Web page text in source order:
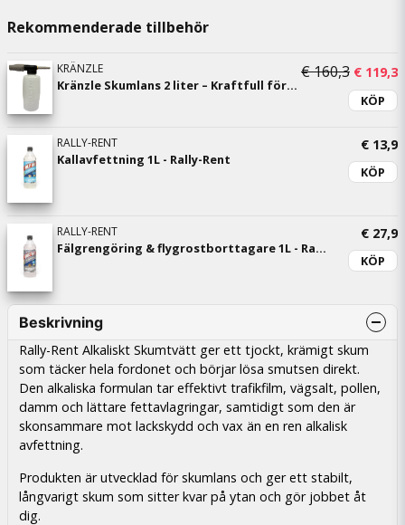
Rekommenderade tillbehör
KRÄNZLE
Kränzle Skumlans 2 liter – Kraftfull förtvätt med D12-snabbkoppling
€ 160,3 € 119,3
KÖP
RALLY-RENT
Kallavfettning 1L - Rally-Rent
€ 13,9
KÖP
RALLY-RENT
Fälgrengöring & flygrostborttagare 1L - Rally-Rent
€ 27,9
KÖP
Beskrivning
Rally-Rent Alkaliskt Skumtvätt ger ett tjockt, krämigt skum
som täcker hela fordonet och börjar lösa smutsen direkt.
Den alkaliska formulan tar effektivt trafikfilm, vägsalt, pollen,
damm och lättare fettavlagringar, samtidigt som den är
skonsammare mot lackskydd och vax än en ren alkalisk
avfettning.
Produkten är utvecklad för skumlans och ger ett stabilt,
långvarigt skum som sitter kvar på ytan och gör jobbet åt
dig.